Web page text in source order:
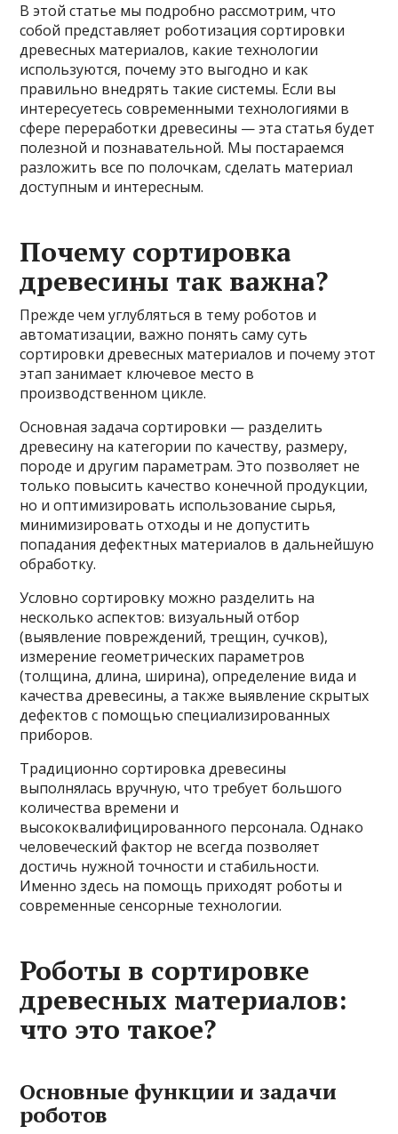
В этой статье мы подробно рассмотрим, что
собой представляет роботизация сортировки
древесных материалов, какие технологии
используются, почему это выгодно и как
правильно внедрять такие системы. Если вы
интересуетесь современными технологиями в
сфере переработки древесины — эта статья будет
полезной и познавательной. Мы постараемся
разложить все по полочкам, сделать материал
доступным и интересным.
Почему сортировка
древесины так важна?
Прежде чем углубляться в тему роботов и
автоматизации, важно понять саму суть
сортировки древесных материалов и почему этот
этап занимает ключевое место в
производственном цикле.
Основная задача сортировки — разделить
древесину на категории по качеству, размеру,
породе и другим параметрам. Это позволяет не
только повысить качество конечной продукции,
но и оптимизировать использование сырья,
минимизировать отходы и не допустить
попадания дефектных материалов в дальнейшую
обработку.
Условно сортировку можно разделить на
несколько аспектов: визуальный отбор
(выявление повреждений, трещин, сучков),
измерение геометрических параметров
(толщина, длина, ширина), определение вида и
качества древесины, а также выявление скрытых
дефектов с помощью специализированных
приборов.
Традиционно сортировка древесины
выполнялась вручную, что требует большого
количества времени и
высококвалифицированного персонала. Однако
человеческий фактор не всегда позволяет
достичь нужной точности и стабильности.
Именно здесь на помощь приходят роботы и
современные сенсорные технологии.
Роботы в сортировке
древесных материалов:
что это такое?
Основные функции и задачи
роботов